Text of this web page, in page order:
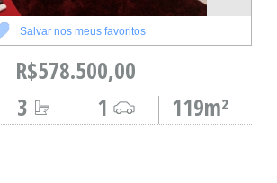
Salvar nos meus favoritos
R$578.500,00
119m²
1
3